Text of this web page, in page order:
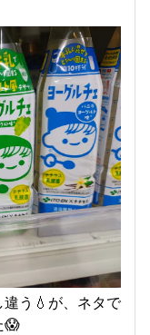
う💧が、ネタで
😱